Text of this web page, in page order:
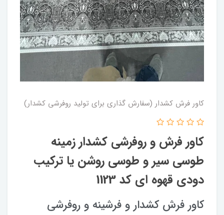
کاور فرش کشدار (سفارش گذاری برای تولید روفرشی کشدار)
کاور فرش و روفرشی کشدار زمینه
طوسی سیر و طوسی روشن یا ترکیب
دودی قهوه ای کد 1123
کاور فرش کشدار و فرشینه و روفرشی